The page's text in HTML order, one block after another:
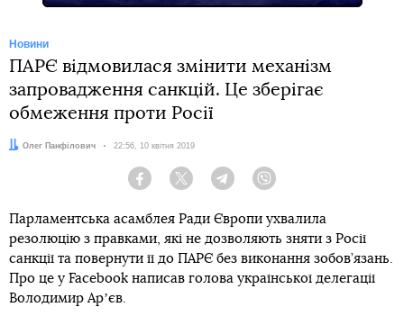
Новини
ПАРЄ відмовилася змінити механізм
запровадження санкцій. Це зберігає
обмеження проти Росії
Автор:
Олег Панфілович Дата:
22:56, 10 квітня 2019
Facebook Twitter Telegram
Парламентська асамблея Ради Європи ухвалила
резолюцію з правками, які не дозволяють зняти з Росії
санкції та повернути її до ПАРЄ без виконання зобов’язань.
Про це у Facebook написав голова української делегації
Володимир Арʼєв.